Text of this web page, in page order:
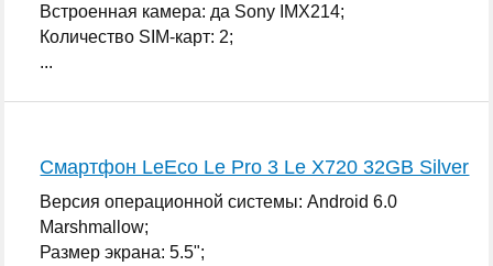
Встроенная камера: да Sony IMX214;
Количество SIM-карт: 2;
...
Смартфон LeEco Le Pro 3 Le X720 32GB Silver
Версия операционной системы: Android 6.0
Marshmallow;
Размер экрана: 5.5";